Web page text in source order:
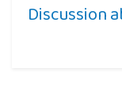
Discussion